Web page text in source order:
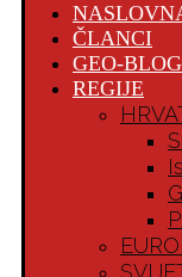
ČLANCI
GEO-BLOG
REGIJE